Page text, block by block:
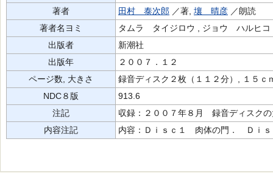
著者
田村 泰次郎 ／著, 壤 晴彦 ／朗読
著者名ヨミ
タムラ タイジロウ , ジョウ ハルヒコ
出版者
新潮社
出版年
２００７．１２
ページ数, 大きさ
録音ディスク２枚（１１２分）, １５ｃ
NDC８版
913.6
注記
収録：２００７年８月 録音ディスク
内容注記
内容：Ｄｉｓｃ１ 肉体の門． Ｄｉ